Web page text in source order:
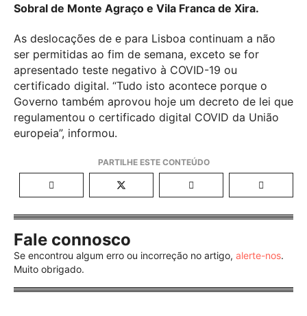
Sobral de Monte Agraço e Vila Franca de Xira.
As deslocações de e para Lisboa continuam a não
ser permitidas ao fim de semana, exceto se for
apresentado teste negativo à COVID-19 ou
certificado digital. “Tudo isto acontece porque o
Governo também aprovou hoje um decreto de lei que
regulamentou o certificado digital COVID da União
europeia”, informou.
Fale connosco
Se encontrou algum erro ou incorreção no artigo, alerte-nos.
Muito obrigado.